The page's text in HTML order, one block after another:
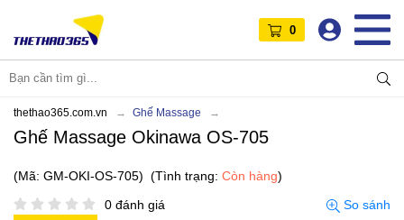
0
thethao365.com.vn Ghế Massage
Ghế Massage Okinawa OS-705
(Mã: GM-OKI-OS-705) (Tình trạng: Còn hàng)
0 đánh giá
So sánh